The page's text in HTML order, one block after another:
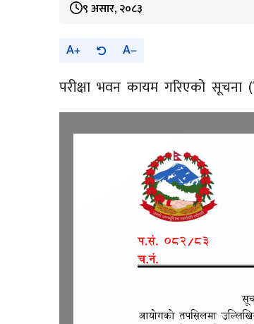
९ असार, २०८३
A A
परीक्षा भवन कायम गरिएको सूचना